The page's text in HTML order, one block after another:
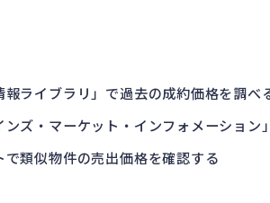
ライブラリ」で過去の成約価格を調べ
ズ・マーケット・インフォメーション
類似物件の売出価格を確認する